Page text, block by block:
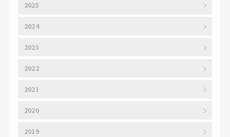
2025
2024
2023
2022
2021
2020
2019